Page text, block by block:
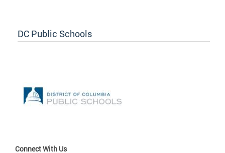
DC Public Schools
Connect With Us